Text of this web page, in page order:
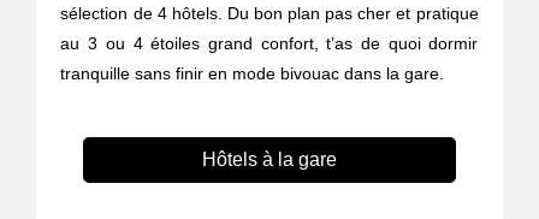
sélection de 4 hôtels. Du bon plan pas cher et pratique
au 3 ou 4 étoiles grand confort, t’as de quoi dormir
tranquille sans finir en mode bivouac dans la gare.
Hôtels à la gare